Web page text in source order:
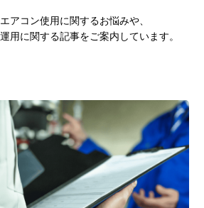
アコン使用に関するお悩みや、
用に関する記事をご案内しています。